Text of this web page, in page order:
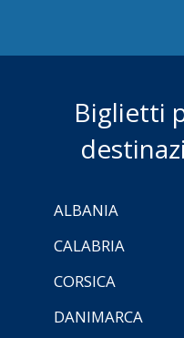
Biglietti
ALBANIA
CALABRIA
CORSICA
DANIMARCA